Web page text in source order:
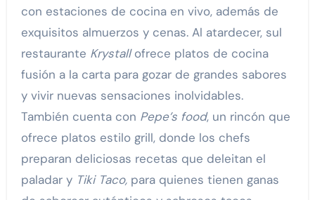
con estaciones de cocina en vivo, además de
exquisitos almuerzos y cenas. Al atardecer, sul
restaurante Krystallofrece platos de cocina
fusión a la carta para gozar de grandes sabores
y vivir nuevas sensaciones inolvidables.
También cuenta con Pepe’s food, un rincón que
ofrece platos estilo grill, donde los chefs
preparan deliciosas recetas que deleitan el
paladar y Tiki Taco,para quienes tienen ganas